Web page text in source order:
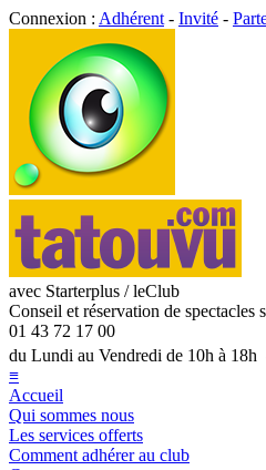
Connexion : Adhérent - Invité -
avec Starterplus / leClub
Conseil et réservation de spectacles
01 43 72 17 00
du Lundi au Vendredi de 10h à
≡
Accueil
Qui sommes nous
Les services offerts
Comment adhérer au club